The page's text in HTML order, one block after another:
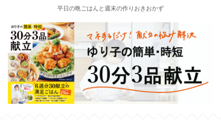
平日の晩ごはんと週末の作りおきおかず